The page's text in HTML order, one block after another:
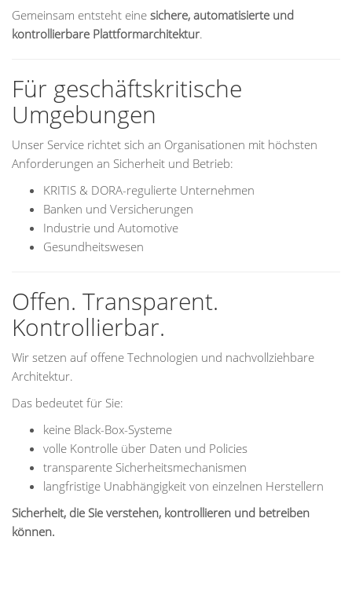
Gemeinsam entsteht eine sichere, automatisierte und
kontrollierbare Plattformarchitektur.
Für geschäftskritische
Umgebungen
Unser Service richtet sich an Organisationen mit höchsten
Anforderungen an Sicherheit und Betrieb:
KRITIS & DORA-regulierte Unternehmen
Banken und Versicherungen
Industrie und Automotive
Gesundheitswesen
Offen. Transparent.
Kontrollierbar.
Wir setzen auf offene Technologien und nachvollziehbare
Architektur.
Das bedeutet für Sie:
keine Black-Box-Systeme
volle Kontrolle über Daten und Policies
transparente Sicherheitsmechanismen
langfristige Unabhängigkeit von einzelnen Herstellern
Sicherheit, die Sie verstehen, kontrollieren und betreiben
können.